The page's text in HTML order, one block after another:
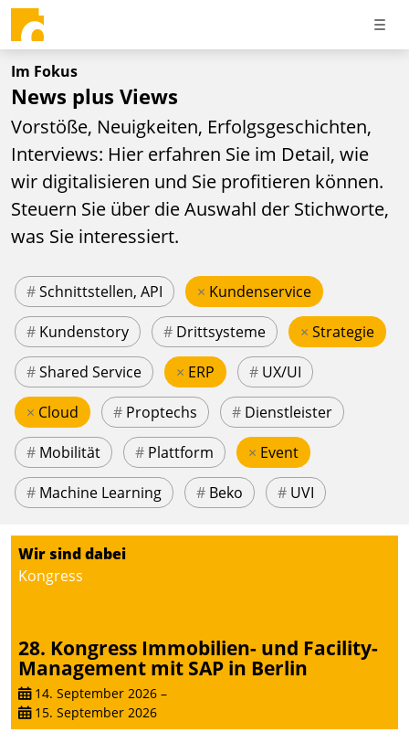
Im Fokus
News plus Views
Vorstöße, Neuigkeiten, Erfolgsgeschichten,
Interviews: Hier erfahren Sie im Detail, wie
wir digitalisieren und Sie profitieren können.
Steuern Sie über die Auswahl der Stichworte,
was Sie interessiert.
#Schnittstellen, API × Kundenservice
# Kundenstory # Drittsysteme × Strategie
#Shared Service × ERP # UX/UI
× Cloud # Proptechs # Dienstleister
# Mobilität # Plattform × Event
# Machine Learning # Beko # UVI
Wir sind dabei
Kongress
28. Kongress Immobilien- und Facility-
Management mit SAP in Berlin
14. September 2026 –
15. September 2026